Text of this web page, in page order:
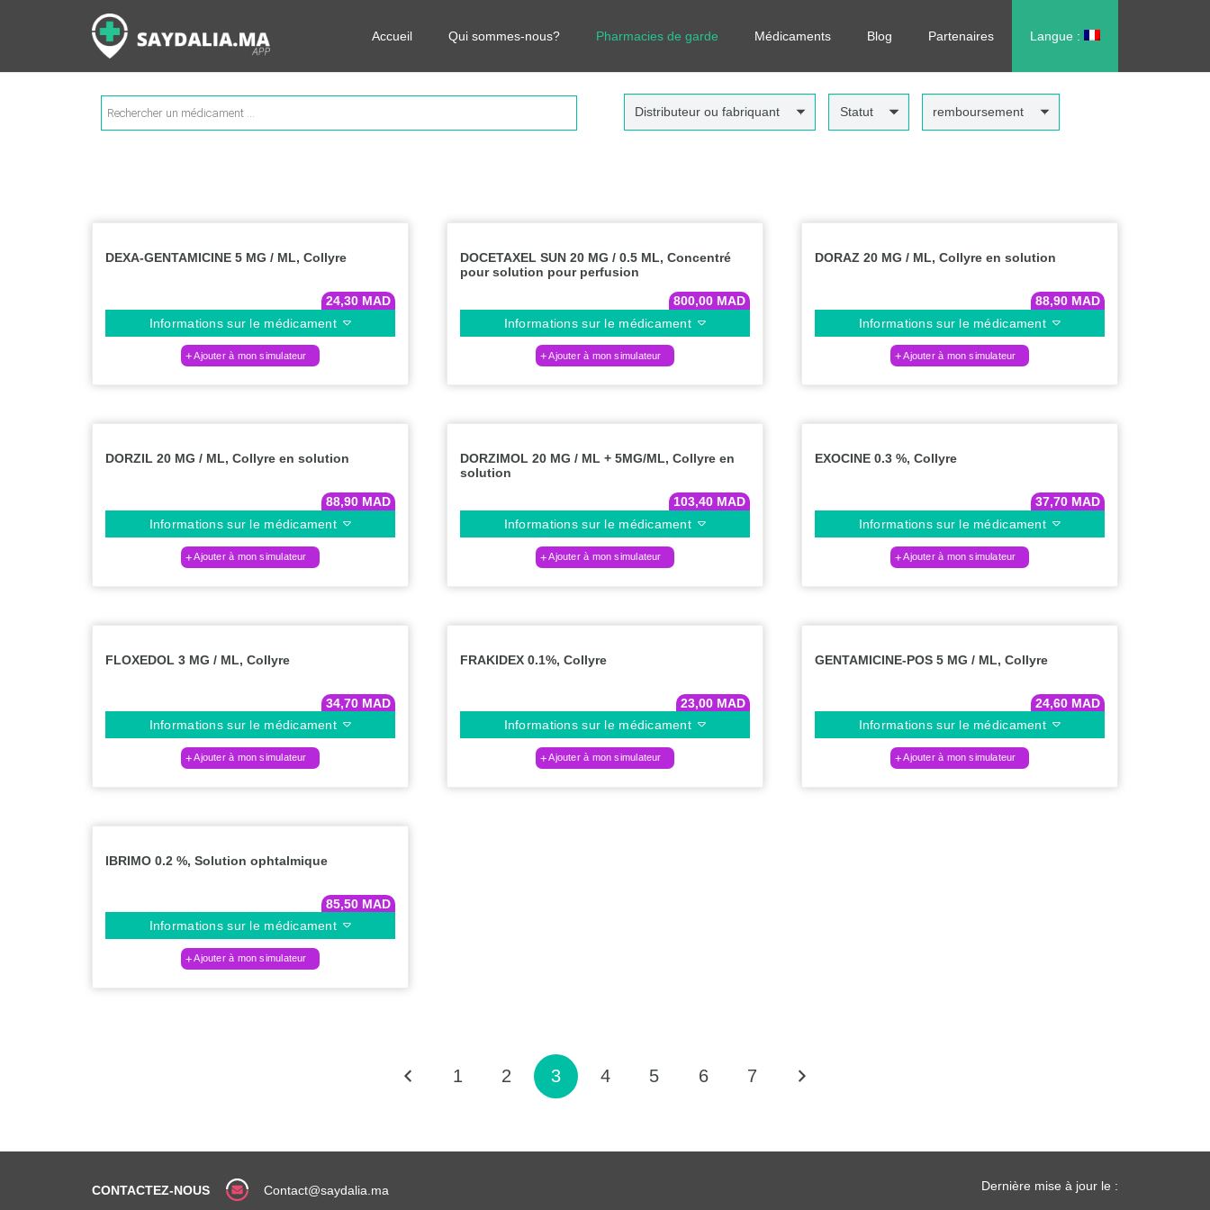
Accueil Qui sommes-nous? Pharmacies de garde Médicaments Blog Partenaires Langue :
Rechercher les informations sur vos médicaments, leurs prix et estimer ainsi le coût total de votre ordonnance, sans vous déplacer !
Recherche
de
produits
Distributeur ou fabriquant Statut remboursement
DEXA-GENTAMICINE 5 MG / ML, Collyre
24,30 MAD
Informations sur le médicament
Ajouter à mon simulateur
DOCETAXEL SUN 20 MG / 0.5 ML, Concentré
pour solution pour perfusion
800,00 MAD
Informations sur le médicament
Ajouter à mon simulateur
DORAZ 20 MG / ML, Collyre en solution
88,90 MAD
Informations sur le médicament
Ajouter à mon simulateur
DORZIL 20 MG / ML, Collyre en solution
88,90 MAD
Informations sur le médicament
Ajouter à mon simulateur
DORZIMOL 20 MG / ML + 5MG/ML, Collyre en
solution
103,40 MAD
Informations sur le médicament
Ajouter à mon simulateur
EXOCINE 0.3 %, Collyre
37,70 MAD
Informations sur le médicament
Ajouter à mon simulateur
FLOXEDOL 3 MG / ML, Collyre
34,70 MAD
Informations sur le médicament
Ajouter à mon simulateur
FRAKIDEX 0.1%, Collyre
23,00 MAD
Informations sur le médicament
Ajouter à mon simulateur
GENTAMICINE-POS 5 MG / ML, Collyre
24,60 MAD
Informations sur le médicament
Ajouter à mon simulateur
IBRIMO 0.2 %, Solution ophtalmique
85,50 MAD
Informations sur le médicament
Ajouter à mon simulateur
1 2 3 4 5 6 7
CONTACTEZ-NOUS Contact@saydalia.ma Dernière mise à jour le :